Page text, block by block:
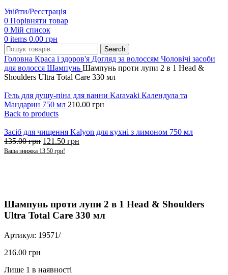
Увійти/Реєстрація
0 Порівняти товар
0 Мій список
0 items 0.00 грн
Search
Головна Краса і здоров'я Догляд за волоссям Чоловічі засоби
для волосся Шампунь Шампунь проти лупи 2 в 1 Head &
Shoulders Ultra Total Care 330 мл
Гель для душу-піна для ванни Karavaki Календула та
Мандарин 750 мл 210.00 грн
Back to products
Засіб для чищення Kalyon для кухні з лимоном 750 мл
135.00грн 121.50 грн
Ваша знижка 13.50 грн!
Шампунь проти лупи 2 в 1 Head & Shoulders
Ultra Total Care 330 мл
Артикул: 19571/
216.00 грн
Лише 1 в наявності